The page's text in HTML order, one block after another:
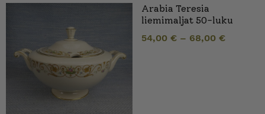
Arabia Teresia
liemimaljat 50-luku
54,00 € – 68,00 €